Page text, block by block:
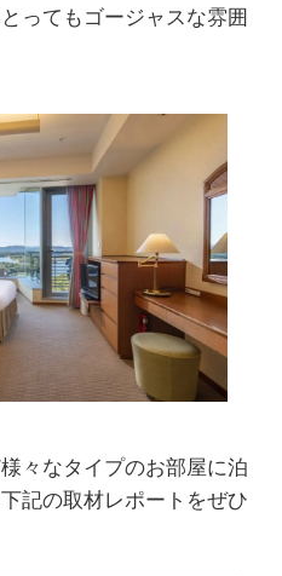
ってもゴージャスな雰囲
々なタイプのお部屋に泊
記の取材レポートをぜひ